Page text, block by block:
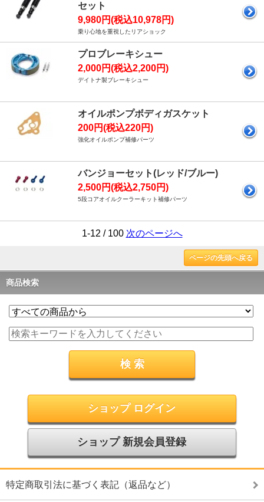
セット
9,980円(税込10,978円)
乗り心地を重視したリアショック
プロブレーキシュー
2,000円(税込2,200円)
デイトナ製ブレーキシュー
オイルポンプボディガスケット
200円(税込220円)
強化オイルポンプ補修パーツ
バンジョーセット(レッド/ブルー)
2,500円(税込2,750円)
5段コアオイルクーラーキット補修パーツ
1-12 / 100 次のページへ
ページの先頭へ戻る
商品検索
ショップ ログイン
ショップ 新規会員登録
特定商取引法に基づく表記（返品など）